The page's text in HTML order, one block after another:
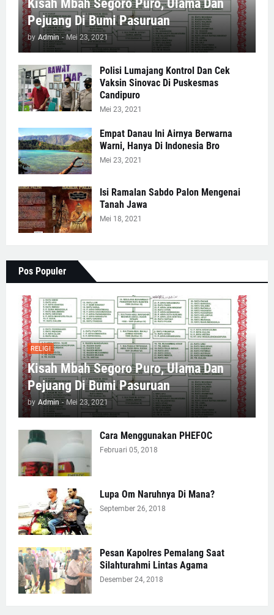
Kisah Mbah Segoro Puro, Ulama Dan
Pejuang Di Bumi Pasuruan
by Admin - Mei 23, 2021
Polisi Lumajang Kontrol Dan Cek
Vaksin Sinovac Di Puskesmas
Candipuro
Mei 23, 2021
Empat Danau Ini Airnya Berwarna
Warni, Hanya Di Indonesia Bro
Mei 23, 2021
Isi Ramalan Sabdo Palon Mengenai
Tanah Jawa
Mei 18, 2021
Pos Populer
RELIGI
Kisah Mbah Segoro Puro, Ulama Dan
Pejuang Di Bumi Pasuruan
by Admin - Mei 23, 2021
Cara Menggunakan PHEFOC
Februari 05, 2018
Lupa Om Naruhnya Di Mana?
September 26, 2018
Pesan Kapolres Pemalang Saat
Silahturahmi Lintas Agama
Desember 24, 2018